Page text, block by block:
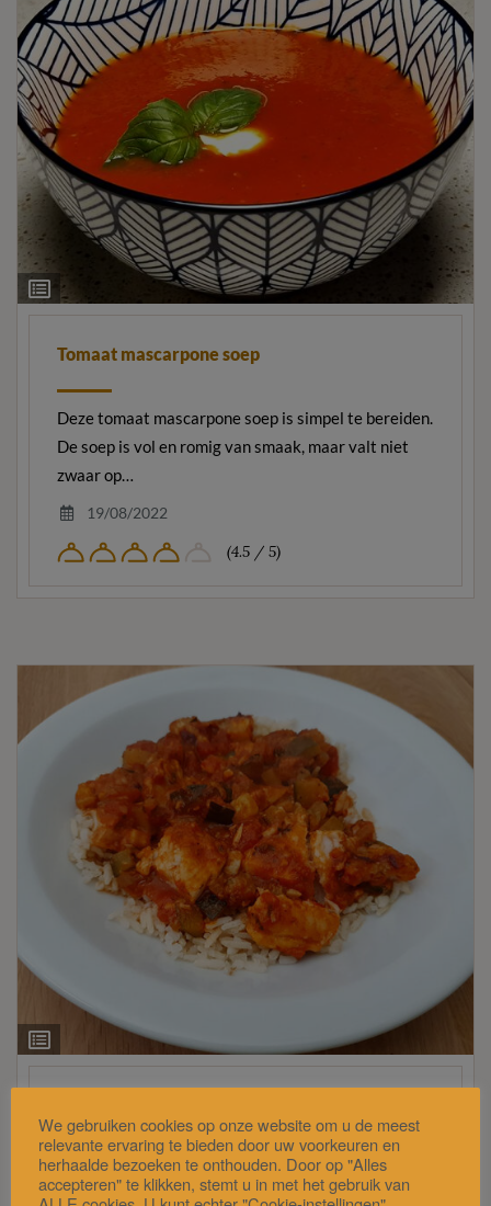
Ingrediëntenlijst
Tomaat mascarpone soep
Deze tomaat mascarpone soep is simpel te bereiden.
De soep is vol en romig van smaak, maar valt niet
zwaar op…
19/08/2022
(4.5 / 5)
Ingrediëntenlijst
Deze Italiaanse visschotel uit de oven is binnen 45
minuten klaar, kook simpel dus. De visschotel bevat
We gebruiken cookies op onze website om u de meest
relevante ervaring te bieden door uw voorkeuren en
herhaalde bezoeken te onthouden. Door op "Alles
accepteren" te klikken, stemt u in met het gebruik van